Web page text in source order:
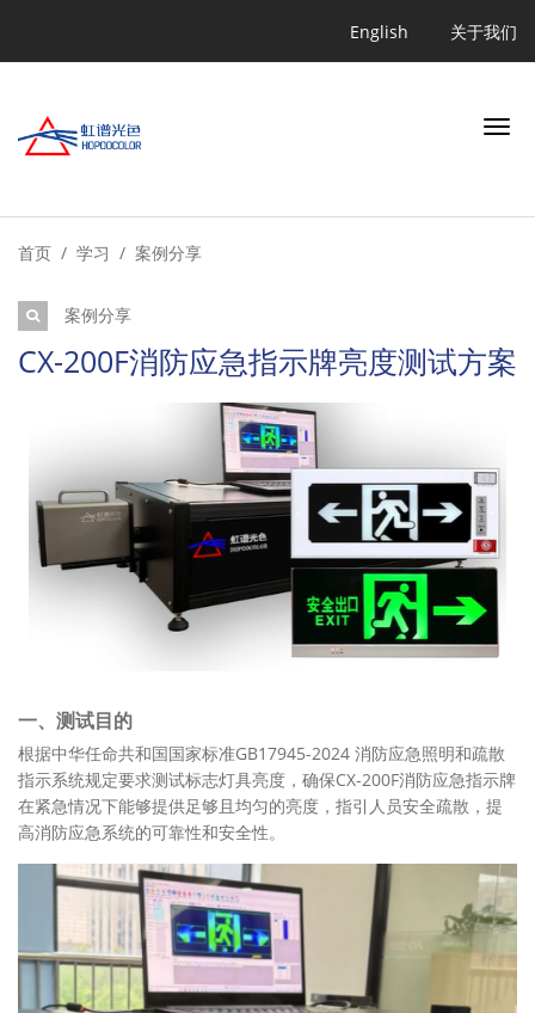
English 关于我们
行业
学习
首页 学习 案例分享
案例分享
CX-200F消防应急指示牌亮度测试方案
一、测试目的
根据中华任命共和国国家标准GB17945-2024 消防应急照明和疏散
指示系统规定要求测试标志灯具亮度，确保CX-200F消防应急指示牌
在紧急情况下能够提供足够且均匀的亮度，指引人员安全疏散，提
高消防应急系统的可靠性和安全性。